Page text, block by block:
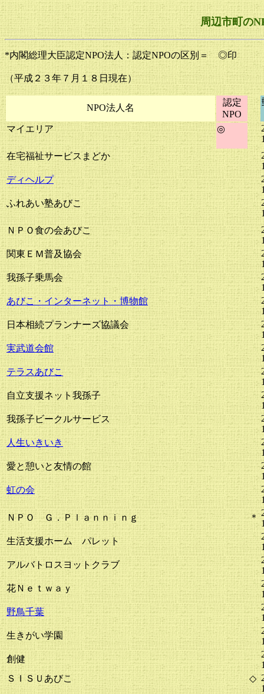
周辺市町の
*内閣総理大臣認定NPO法人：認定NPOの区別＝ ◎印
（平成２３年７月１８日現在）
NPO法人名
認定
NPO
マイエリア ◎
在宅福祉サービスまどか
ディヘルプ
ふれあい塾あびこ
ＮＰＯ食の会あびこ
関東ＥＭ普及協会
我孫子乗馬会
あびこ・インターネット・博物館
日本相続プランナーズ協議会
実武道会館
テラスあびこ
自立支援ネット我孫子
我孫子ビークルサービス
人生いきいき
愛と憩いと友情の館
虹の会
ＮＰＯ Ｇ．Ｐｌａｎｎｉｎｇ
＊
生活支援ホーム パレット
アルバトロスヨットクラブ
花Ｎｅｔｗａｙ
野鳥千葉
生きがい学園
創健
ＳＩＳＵあびこ
◇